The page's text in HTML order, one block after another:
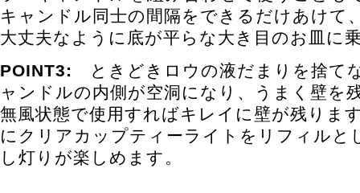
キャンドル同士の間隔をできるだけあけて
大丈夫なように底が平らな大き目のお皿に
POINT3:
ときどきロウの液だまりを捨て
ャンドルの内側が空洞になり、うまく壁を
無風状態で使用すればキレイに壁が残りま
にクリアカップティーライトをリフィルと
し灯りが楽しめます。